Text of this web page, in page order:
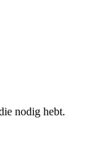
nodig hebt.